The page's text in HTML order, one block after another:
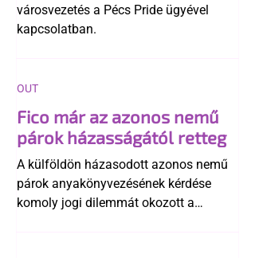
városvezetés a Pécs Pride ügyével
kapcsolatban.
Fico már az azonos nemű
párok házasságától retteg
A külföldön házasodott azonos nemű
párok anyakönyvezésének kérdése
komoly jogi dilemmát okozott a
OUT